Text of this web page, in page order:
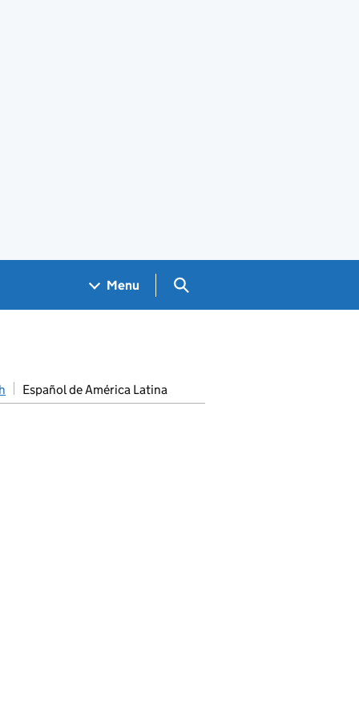
Menu Search GOV.UK
Español de América Latina